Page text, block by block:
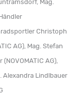
Mag.
Christoph
AG), Mag. Stefan
AG),
Alexandra Lindlbauer